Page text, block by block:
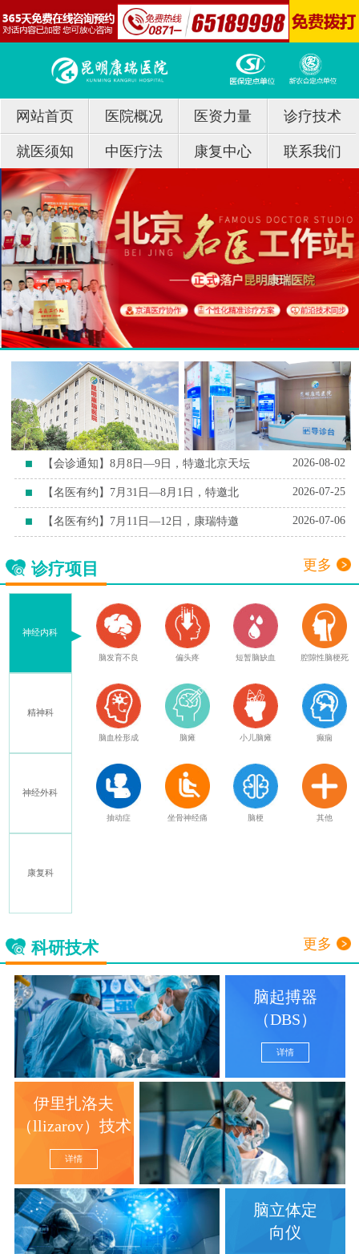
网站首页 医院概况 医资力量 诊疗技术
就医须知 中医疗法 康复中心 联系我们
【会诊通知】8月8日—9日，特邀北京天坛 2026-08-02
【名医有约】7月31日—8月1日，特邀北 2026-07-25
【名医有约】7月11日—12日，康瑞特邀 2026-07-06
诊疗项目 更多
神经内科
精神科
神经外科
康复科
脑发育不良 偏头疼 短暂脑缺血 腔隙性脑梗死
脑血栓形成 脑瘫 小儿脑瘫 癫痫
抽动症 坐骨神经痛 脑梗 其他
科研技术 更多
脑起搏器
（DBS）
详情
伊里扎洛夫
（llizarov）技术
详情
脑立体定
向仪